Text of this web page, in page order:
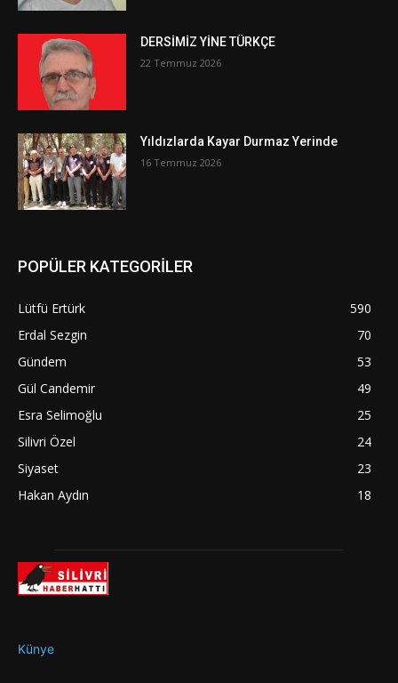
DERSİMİZ YİNE TÜRKÇE
22 Temmuz 2026
Yıldızlarda Kayar Durmaz Yerinde
16 Temmuz 2026
POPÜLER KATEGORİLER
Lütfü Ertürk
590
Erdal Sezgin
70
Gündem
53
Gül Candemir
49
Esra Selimoğlu
25
Silivri Özel
24
Siyaset
23
Hakan Aydın
18
Künye